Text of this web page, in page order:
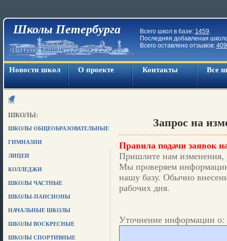
Школы Петербурга Всего школ в базе: 1459.
Последняя добавленая
Всего оставлено отзывов:
Новости школ О проекте Контакты Все
ШКОЛЫ:
ШКОЛЫ ОБЩЕОБРАЗОВАТЕЛЬНЫЕ
ГИМНАЗИИ
ЛИЦЕИ
КОЛЛЕДЖИ
ШКОЛЫ ЧАСТНЫЕ
ШКОЛЫ-ПАНСИОНЫ
НАЧАЛЬНЫЕ ШКОЛЫ
ШКОЛЫ ВОСКРЕСНЫЕ
ШКОЛЫ СПОРТИВНЫЕ
Запрос на
Правила подачи заявок
Пришлите нам изменения,
Мы проверяем
нашу базу. Обычно
рабочих дня.
Уточнение информации о: